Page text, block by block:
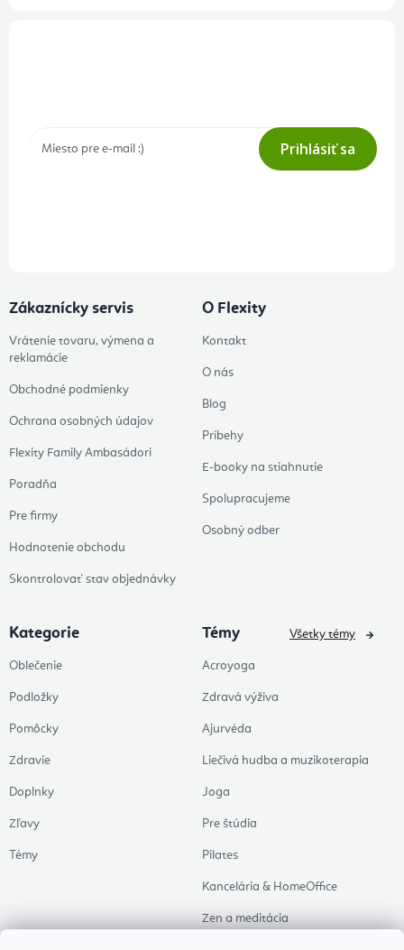
Prihlásiť sa
Zákaznícky servis
Vrátenie tovaru, výmena a
reklamácie
Obchodné podmienky
Ochrana osobných údajov
Flexity Family Ambasádori
Poradňa
Pre firmy
Hodnotenie obchodu
Skontrolovať stav objednávky
O Flexity
Kontakt
O nás
Blog
Príbehy
E-booky na stiahnutie
Spolupracujeme
Osobný odber
Kategorie
Oblečenie
Podložky
Pomôcky
Zdravie
Doplnky
Zľavy
Témy
Témy
Acroyoga
Zdravá výživa
Ajurvéda
Liečivá hudba a muzikoterapia
Joga
Pre štúdia
Pilates
Kancelária & HomeOffice
Zen a meditácia
Všetky témy